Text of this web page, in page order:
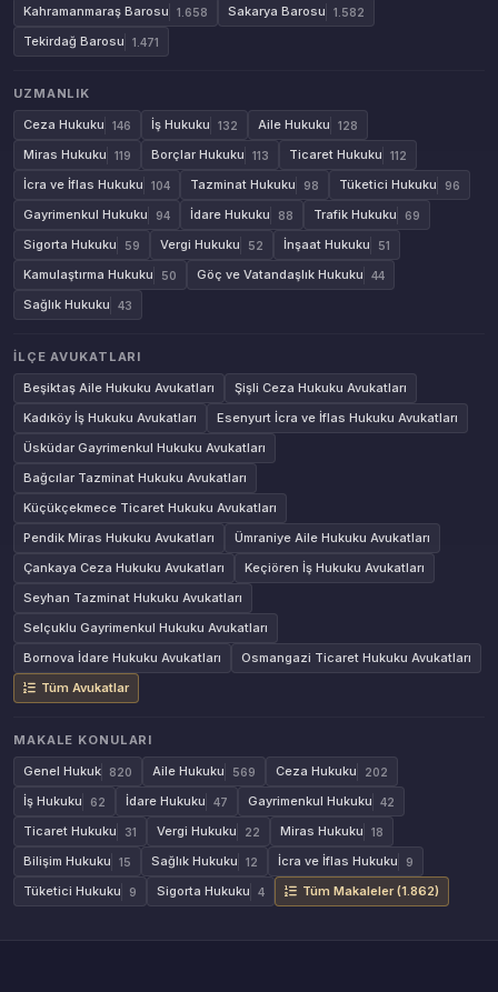
Kahramanmaraş Barosu 1.658 Sakarya Barosu 1.582
Tekirdağ Barosu 1.471
UZMANLIK
Ceza Hukuku
146 İş Hukuku 132 Aile Hukuku 128
Miras Hukuku 119 Borçlar Hukuku 113 Ticaret Hukuku 112
İcra ve İflas Hukuku 104 Tazminat Hukuku 98 Tüketici Hukuku 96
Gayrimenkul Hukuku 94 İdare Hukuku 88 Trafik Hukuku 69
Sigorta Hukuku 59 Vergi Hukuku 52 İnşaat Hukuku 51
Kamulaştırma Hukuku 50 Göç ve Vatandaşlık Hukuku 44
Sağlık Hukuku 43
İLÇE AVUKATLARI
Beşiktaş Aile Hukuku Avukatları
Şişli Ceza Hukuku Avukatları
Kadıköy İş Hukuku Avukatları
Esenyurt İcra ve İflas Hukuku Avukatları
Üsküdar Gayrimenkul Hukuku Avukatları
Bağcılar Tazminat Hukuku Avukatları
Küçükçekmece Ticaret Hukuku Avukatları
Pendik Miras Hukuku Avukatları
Ümraniye Aile Hukuku Avukatları
Çankaya Ceza Hukuku Avukatları
Keçiören İş Hukuku Avukatları
Seyhan Tazminat Hukuku Avukatları
Selçuklu Gayrimenkul Hukuku Avukatları
Bornova İdare Hukuku Avukatları
Osmangazi Ticaret Hukuku Avukatları
Tüm Avukatlar
MAKALE KONULARI
Genel Hukuk
820 Aile Hukuku 569 Ceza Hukuku 202
İş Hukuku 62 İdare Hukuku 47 Gayrimenkul Hukuku 42
Ticaret Hukuku 31 Vergi Hukuku 22 Miras Hukuku 18
Bilişim Hukuku 15 Sağlık Hukuku 12 İcra ve İflas Hukuku 9
Tüketici Hukuku 9 Sigorta Hukuku 4 Tüm Makaleler (1.862)